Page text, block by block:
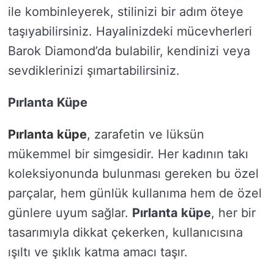
ile kombinleyerek, stilinizi bir adım öteye
taşıyabilirsiniz. Hayalinizdeki mücevherleri
Barok Diamond’da bulabilir, kendinizi veya
sevdiklerinizi şımartabilirsiniz.
Pırlanta Küpe
Pırlanta küpe, zarafetin ve lüksün
mükemmel bir simgesidir. Her kadının takı
koleksiyonunda bulunması gereken bu özel
parçalar, hem günlük kullanıma hem de özel
günlere uyum sağlar. Pırlanta küpe, her bir
tasarımıyla dikkat çekerken, kullanıcısına
ışıltı ve şıklık katma amacı taşır.